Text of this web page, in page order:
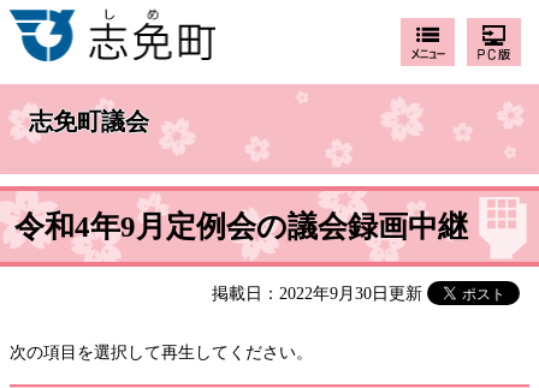
志免町議会
令和4年9月定例会の議会録画中継
掲載日：2022年9月30日更新
次の項目を選択して再生してください。